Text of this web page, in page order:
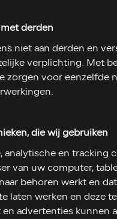
derden
niet aan derden en
verplichting. Met
zorgen voor eenzelfde
die wij gebruiken
en tracking
van uw computer,
behoren werkt en
laten werken en deze
advertenties kunnen